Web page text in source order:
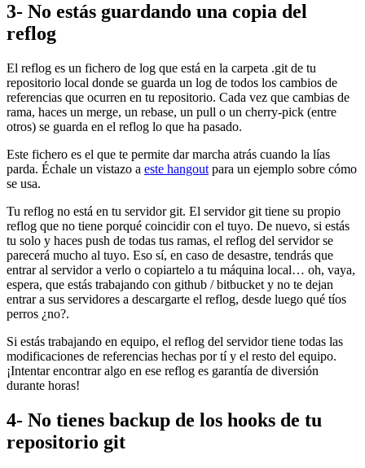
3- No estás guardando una copia del
reflog
El reflog es un fichero de log que está en la carpeta .git de tu
repositorio local donde se guarda un log de todos los cambios de
referencias que ocurren en tu repositorio. Cada vez que cambias de
rama, haces un merge, un rebase, un pull o un cherry-pick (entre
otros) se guarda en el reflog lo que ha pasado.
Este fichero es el que te permite dar marcha atrás cuando la lías
parda. Échale un vistazo a este hangout para un ejemplo sobre cómo
se usa.
Tu reflog no está en tu servidor git. El servidor git tiene su propio
reflog que no tiene porqué coincidir con el tuyo. De nuevo, si estás
tu solo y haces push de todas tus ramas, el reflog del servidor se
parecerá mucho al tuyo. Eso sí, en caso de desastre, tendrás que
entrar al servidor a verlo o copiartelo a tu máquina local… oh, vaya,
espera, que estás trabajando con github / bitbucket y no te dejan
entrar a sus servidores a descargarte el reflog, desde luego qué tíos
perros ¿no?.
Si estás trabajando en equipo, el reflog del servidor tiene todas las
modificaciones de referencias hechas por tí y el resto del equipo.
¡Intentar encontrar algo en ese reflog es garantía de diversión
durante horas!
4- No tienes backup de los hooks de tu
repositorio git